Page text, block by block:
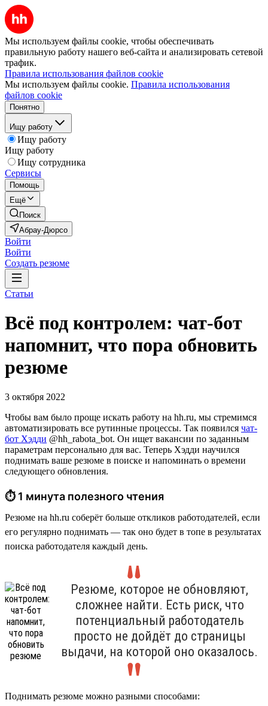
Мы используем файлы cookie, чтобы обеспечивать
правильную работу нашего веб-сайта и анализировать сетевой
трафик.
Правила использования файлов cookie
Мы используем файлы cookie. Правила использования
файлов cookie
Понятно
Ищу работу
Ищу работу
Ищу работу
Ищу сотрудника
Сервисы
Помощь
Ещё
Поиск
Абрау-Дюрсо
Войти
Войти
Создать резюме
Статьи
Всё под контролем: чат-бот
напомнит, что пора обновить
резюме
3 октября 2022
Чтобы вам было проще искать работу на hh.ru, мы стремимся
автоматизировать все рутинные процессы. Так появился чат-
бот Хэдди @hh_rabota_bot. Он ищет вакансии по заданным
параметрам персонально для вас. Теперь Хэдди научился
поднимать ваше резюме в поиске и напоминать о времени
следующего обновления.
⏱ 1 минута полезного чтения
Резюме на hh.ru соберёт больше откликов работодателей, если
его регулярно поднимать — так оно будет в топе в результатах
поиска работодателя каждый день.
Резюме, которое не обновляют,
сложнее найти. Есть риск, что
потенциальный работодатель
просто не дойдёт до страницы
выдачи, на которой оно оказалось.
Поднимать резюме можно разными способами: